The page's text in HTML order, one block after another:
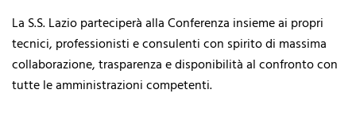
La S.S. Lazio parteciperà alla Conferenza insieme ai propri
tecnici, professionisti e consulenti con spirito di massima
collaborazione, trasparenza e disponibilità al confronto con
tutte le amministrazioni competenti.